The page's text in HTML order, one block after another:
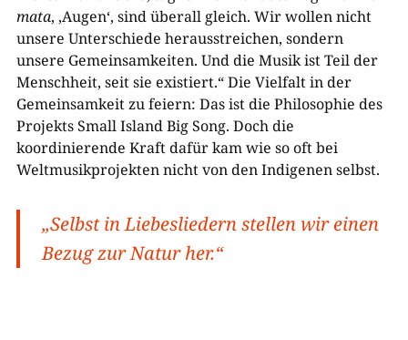
mata, ‚Augen‘, sind überall gleich. Wir wollen nicht
unsere Unterschiede herausstreichen, sondern
unsere Gemeinsamkeiten. Und die Musik ist Teil der
Menschheit, seit sie existiert.“ Die Vielfalt in der
Gemeinsamkeit zu feiern: Das ist die Philosophie des
Projekts Small Island Big Song. Doch die
koordinierende Kraft dafür kam wie so oft bei
Weltmusikprojekten nicht von den Indigenen selbst.
„Selbst in Liebesliedern stellen wir einen
Bezug zur Natur her.“